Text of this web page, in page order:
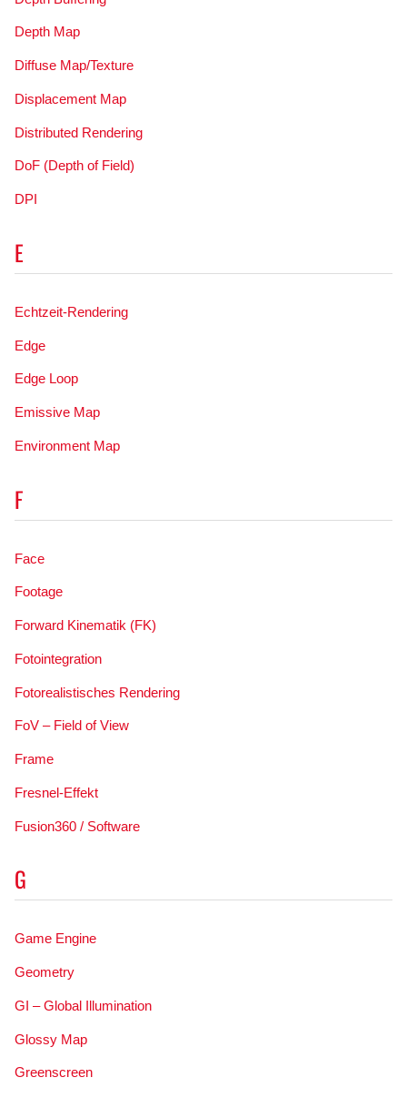
Depth Map
Diffuse Map/Texture
Displacement Map
Distributed Rendering
DoF (Depth of Field)
DPI
E
Echtzeit-Rendering
Edge
Edge Loop
Emissive Map
Environment Map
F
Face
Footage
Forward Kinematik (FK)
Fotointegration
Fotorealistisches Rendering
FoV – Field of View
Frame
Fresnel-Effekt
Fusion360 / Software
G
Game Engine
Geometry
GI – Global Illumination
Glossy Map
Greenscreen